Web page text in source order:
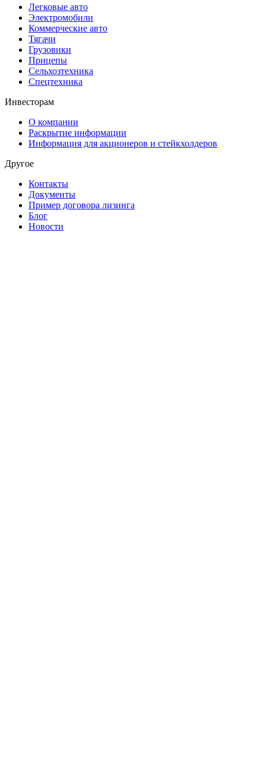
Легковые авто
Электромобили
Коммерческие авто
Тягачи
Грузовики
Прицепы
Сельхозтехника
Спецтехника
Инвесторам
О компании
Раскрытие информации
Информация для акционеров и стейкхолдеров
Другое
Контакты
Документы
Пример договора лизинга
Блог
Новости